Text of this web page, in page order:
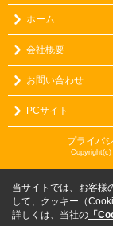
ホーム
会社概要
お問い合わせ
PCサイト
プライバ
Copyright(c)
当サイトでは、お客様
して、クッキー（
詳しくは、当社の 「